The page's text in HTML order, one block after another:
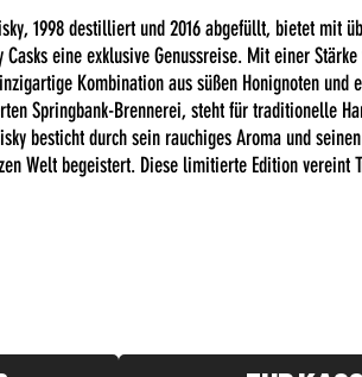
1998 destilliert und 2016 abgefüllt, bietet mit
eine exklusive Genussreise. Mit einer
Kombination aus süßen Honignoten und
Springbank-Brennerei, steht für traditionelle
besticht durch sein rauchiges Aroma und
Welt begeistert. Diese limitierte Edition vereint